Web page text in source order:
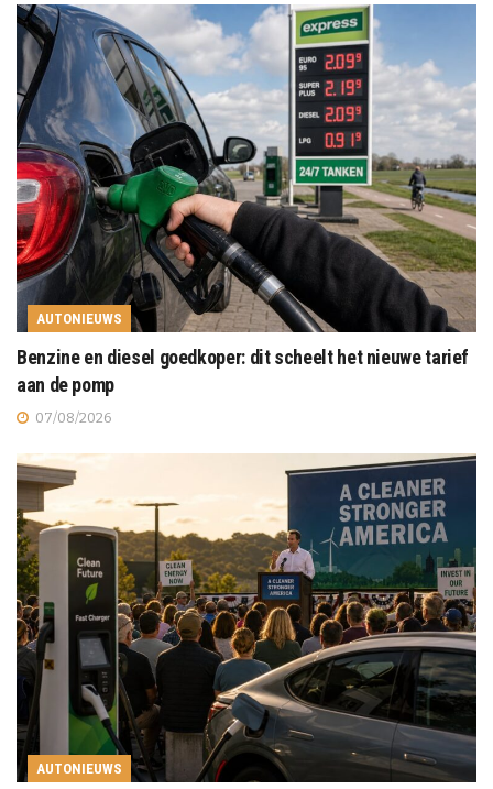
AUTONIEUWS
Benzine en diesel goedkoper: dit scheelt het nieuwe tarief
aan de pomp
07/08/2026
AUTONIEUWS